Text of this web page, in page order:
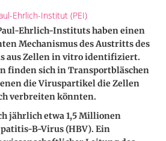
Ehrlich-Institut (PEI)
Ehrlich-Instituts haben einen
Mechanismus des Austritts des
aus Zellen in vitro identifiziert.
finden sich in Transportbläschen
die Viruspartikel die Zellen
verbreiten könnten.
jährlich etwa 1,5 Millionen
B-Virus (HBV). Ein